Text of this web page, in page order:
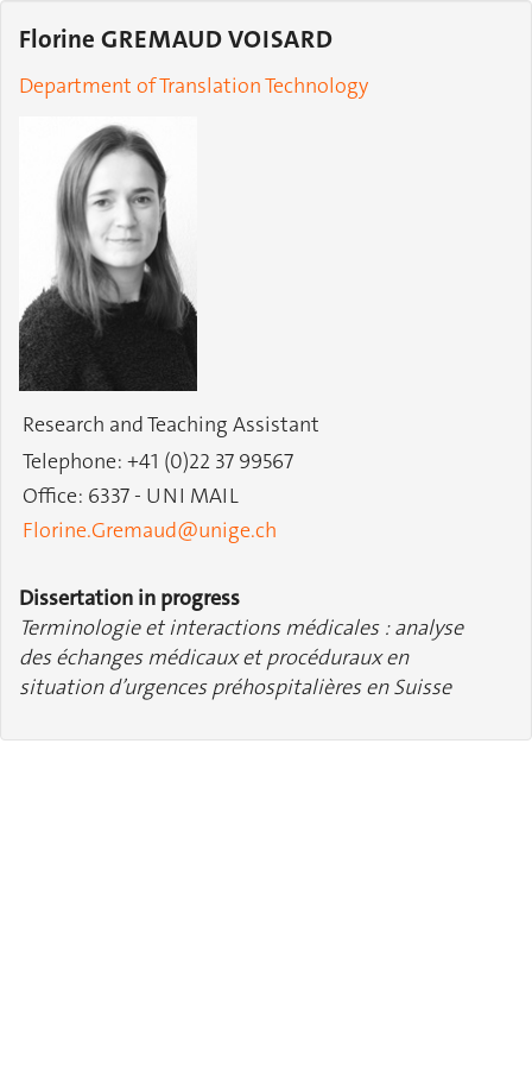
Florine GREMAUD VOISARD
Department of Translation Technology
Research and Teaching Assistant
Telephone: +41 (0)22 37 99567
Office: 6337 - UNI MAIL
Florine.Gremaud@unige.ch
Dissertation in progress
Terminologie et interactions médicales : analyse
des échanges médicaux et procéduraux en
situation d’urgences préhospitalières en Suisse